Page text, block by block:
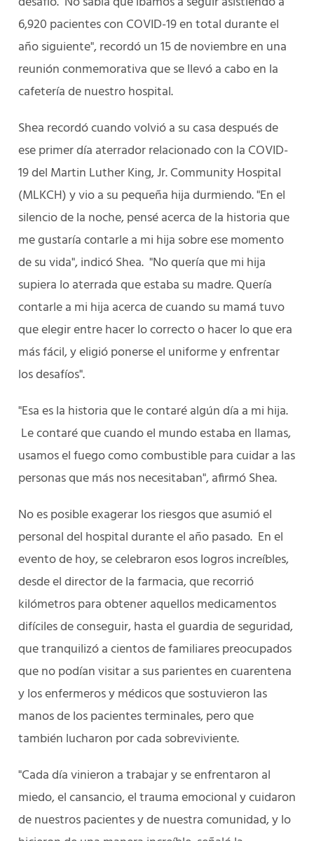
6,920 pacientes con COVID-19 en total durante el
año siguiente", recordó un 15 de noviembre en una
reunión conmemorativa que se llevó a cabo en la
cafetería de nuestro hospital.
Shea recordó cuando volvió a su casa después de
ese primer día aterrador relacionado con la COVID-
19 del Martin Luther King, Jr. Community Hospital
(MLKCH) y vio a su pequeña hija durmiendo. "En el
silencio de la noche, pensé acerca de la historia que
me gustaría contarle a mi hija sobre ese momento
de su vida", indicó Shea. "No quería que mi hija
supiera lo aterrada que estaba su madre. Quería
contarle a mi hija acerca de cuando su mamá tuvo
que elegir entre hacer lo correcto o hacer lo que era
más fácil, y eligió ponerse el uniforme y enfrentar
los desafíos".
"Esa es la historia que le contaré algún día a mi hija.
Le contaré que cuando el mundo estaba en llamas,
usamos el fuego como combustible para cuidar a las
personas que más nos necesitaban", afirmó Shea.
No es posible exagerar los riesgos que asumió el
personal del hospital durante el año pasado. En el
evento de hoy, se celebraron esos logros increíbles,
desde el director de la farmacia, que recorrió
kilómetros para obtener aquellos medicamentos
difíciles de conseguir, hasta el guardia de seguridad,
que tranquilizó a cientos de familiares preocupados
que no podían visitar a sus parientes en cuarentena
y los enfermeros y médicos que sostuvieron las
manos de los pacientes terminales, pero que
también lucharon por cada sobreviviente.
"Cada día vinieron a trabajar y se enfrentaron al
miedo, el cansancio, el trauma emocional y cuidaron
de nuestros pacientes y de nuestra comunidad, y lo